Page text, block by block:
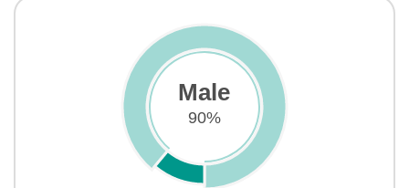
Male
90%